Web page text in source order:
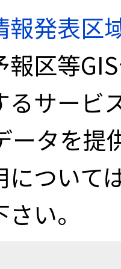
報発表区
報区等
るサービ
ータを提
について
い。